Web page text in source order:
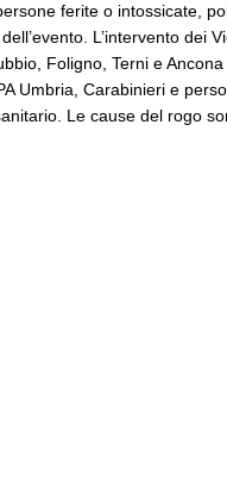
ferite o intossicate,
L’intervento dei
Foligno, Terni e
Umbria, Carabinieri e
Le cause del rogo